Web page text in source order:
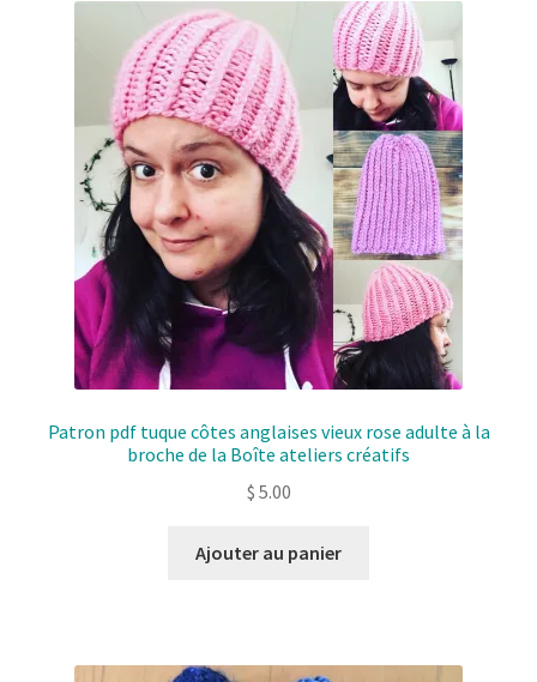
Patron pdf tuque côtes anglaises vieux rose adulte à la
broche de la Boîte ateliers créatifs
$ 5.00
Ajouter au panier